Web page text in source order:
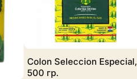
Colon Seleccion Especial,
500 гр.